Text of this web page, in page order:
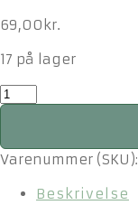
69,00 kr.
17 på lager
Mulepose
med
Fyr
Varenummer (SKU):
Beskrivelse